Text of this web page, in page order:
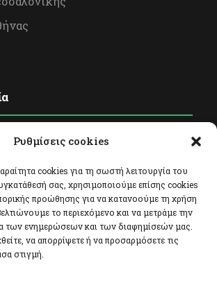
Ρυθμίσεις cookies
cookies για τη σωστή λειτουργία του
σας, χρησιμοποιούμε επίσης cookies
προώθησης για να κατανοούμε τη χρήση
το περιεχόμενο και να μετράμε την
των ενημερώσεων και των διαφημίσεών μας.
να απορρίψετε ή να προσαρμόσετε τις
στιγμή.